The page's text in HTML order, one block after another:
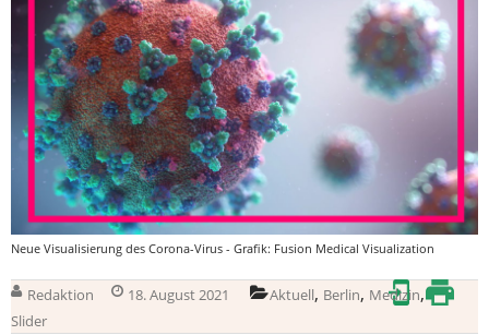
Neue Visualisierung des Corona-Virus - Grafik: Fusion Medical Visualization
Redaktion 18. August 2021 Aktuell, Berlin, Medizin,
Slider